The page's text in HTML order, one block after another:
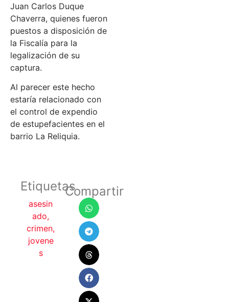
Juan Carlos Duque
Chaverra, quienes fueron
puestos a disposición de
la Fiscalía para la
legalización de su
captura.
Al parecer este hecho
estaría relacionado con
el control de expendio
de estupefacientes en el
barrio La Reliquia.
Etiquetas
asesin
ado,
crimen,
jovene
s
Compartir